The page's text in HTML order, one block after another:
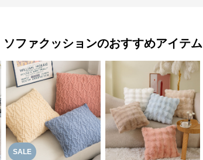
ソファクッションのおすすめアイテム
SALE